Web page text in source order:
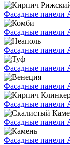
Фасадные панели
Фасадные панели
Фасадные панели
Фасадные панели
Фасадные панели
Фасадные панели
Фасадные панели
Фасадные панели